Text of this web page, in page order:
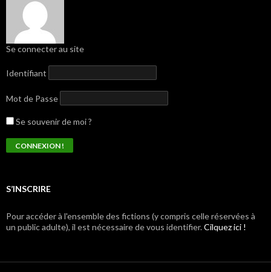
Se connecter au site
Identifiant
Mot de Passe
Se souvenir de moi ?
S’INSCRIRE
Pour accéder à l'ensemble des fictions (y compris celle réservées à
un public adulte), il est nécessaire de vous identifier.Cilquez ici !